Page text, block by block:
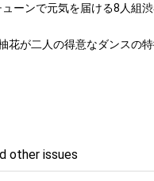
ーンで元気を届ける8人組
花が二人の得意なダンスの
other issues